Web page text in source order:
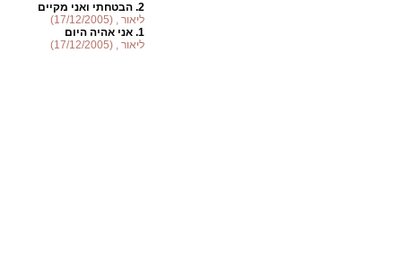
2. הבטחתי ואני מקיים
ליאור , (17/12/2005)
1. אני אהיה היום
ליאור , (17/12/2005)